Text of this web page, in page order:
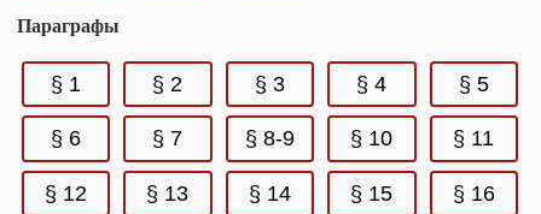
Параграфы
§ 1 § 2 § 3 § 4 § 5
§ 6 § 7 § 8-9 § 10 § 11
§ 12 § 13 § 14 § 15 § 16